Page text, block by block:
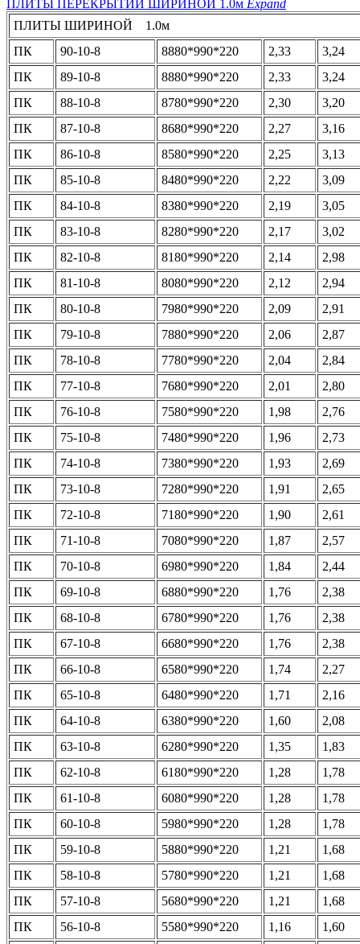
ПЛИТЫ ПЕРЕКРЫТИЙ ШИРИНОЙ 1.0м Expand
ПЛИТЫ ШИРИНОЙ 1.0м
ПК
90-10-8 8880*990*220 2,33
3,24
ПК
89-10-8 8880*990*220 2,33
3,24
ПК
88-10-8 8780*990*220 2,30
3,20
ПК
87-10-8 8680*990*220 2,27
3,16
ПК
86-10-8 8580*990*220 2,25
3,13
ПК
85-10-8 8480*990*220 2,22
3,09
ПК
84-10-8 8380*990*220 2,19
3,05
ПК
83-10-8 8280*990*220 2,17
3,02
ПК
82-10-8 8180*990*220 2,14
2,98
ПК
81-10-8 8080*990*220 2,12
2,94
ПК
80-10-8 7980*990*220 2,09
2,91
ПК
79-10-8 7880*990*220 2,06
2,87
ПК
78-10-8 7780*990*220 2,04
2,84
ПК
77-10-8 7680*990*220 2,01
2,80
ПК
76-10-8 7580*990*220 1,98
2,76
ПК
75-10-8 7480*990*220 1,96
2,73
ПК
74-10-8 7380*990*220 1,93
2,69
ПК
73-10-8 7280*990*220 1,91
2,65
ПК
72-10-8 7180*990*220 1,90
2,61
ПК
71-10-8 7080*990*220 1,87
2,57
ПК
70-10-8 6980*990*220 1,84
2,44
ПК
69-10-8 6880*990*220 1,76
2,38
ПК
68-10-8 6780*990*220 1,76
2,38
ПК
67-10-8 6680*990*220 1,76
2,38
ПК
66-10-8 6580*990*220 1,74
2,27
ПК
65-10-8 6480*990*220 1,71
2,16
ПК
64-10-8 6380*990*220 1,60
2,08
ПК
63-10-8 6280*990*220 1,35
1,83
ПК
62-10-8 6180*990*220 1,28
1,78
ПК
61-10-8 6080*990*220 1,28
1,78
ПК
60-10-8 5980*990*220 1,28
1,78
ПК
59-10-8 5880*990*220 1,21
1,68
ПК
58-10-8 5780*990*220 1,21
1,68
ПК
57-10-8 5680*990*220 1,21
1,68
ПК
56-10-8 5580*990*220 1,16
1,60